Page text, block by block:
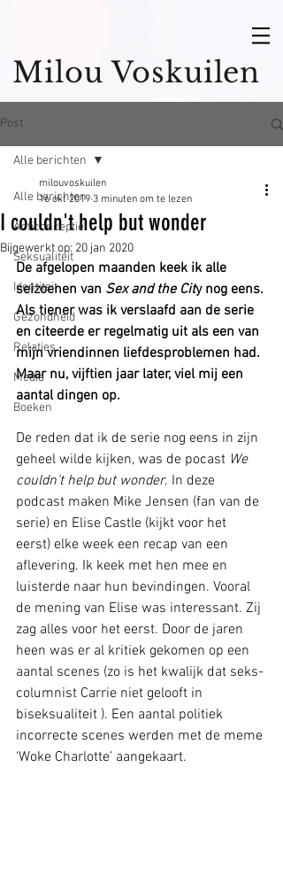
Milou Voskuilen
Post
Alle berichten
Anticonceptie
Seksualiteit
Identiteit
Gezondheid
Relaties
Media
Boeken
Alle berichten
I couldn't help but wonder
milouvoskuilen
16 okt 2019 3 minuten om te lezen
Bijgewerkt op: 20 jan 2020
De afgelopen maanden keek ik alle
seizoenen van Sex and the City nog eens.
Als tiener was ik verslaafd aan de serie
en citeerde er regelmatig uit als een van
mijn vriendinnen liefdesproblemen had.
Maar nu, vijftien jaar later, viel mij een
aantal dingen op.
De reden dat ik de serie nog eens in zijn
geheel wilde kijken, was de pocast We
couldn’t help but wonder. In deze
podcast maken Mike Jensen (fan van de
serie) en Elise Castle (kijkt voor het
eerst) elke week een recap van een
aflevering. Ik keek met hen mee en
luisterde naar hun bevindingen. Vooral
de mening van Elise was interessant. Zij
zag alles voor het eerst. Door de jaren
heen was er al kritiek gekomen op een
aantal scenes (zo is het kwalijk dat seks-
columnist Carrie niet gelooft in
biseksualiteit ). Een aantal politiek
incorrecte scenes werden met de meme
‘Woke Charlotte’ aangekaart.